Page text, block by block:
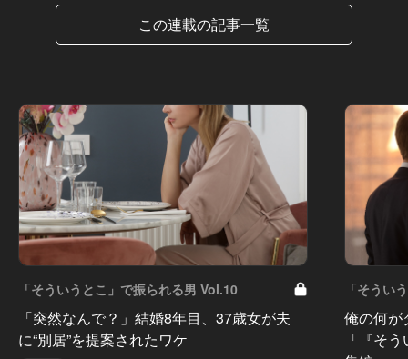
この連載の記事一覧
「そういうとこ」で振られる男 Vol.10
「突然なんで？」結婚8年目、37歳女が夫
に“別居”を提案されたワケ
「そうい
俺の何が
「『そ